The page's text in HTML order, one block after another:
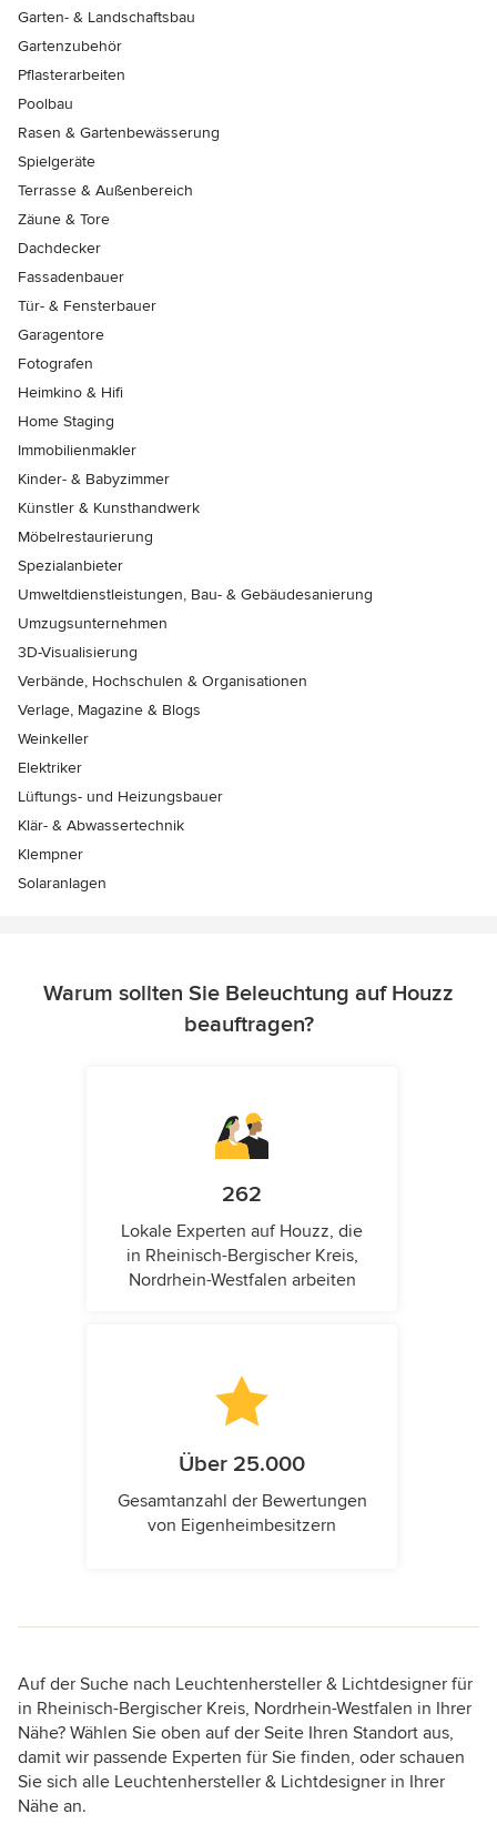
Garten- & Landschaftsbau
Gartenzubehör
Pflasterarbeiten
Poolbau
Rasen & Gartenbewässerung
Spielgeräte
Terrasse & Außenbereich
Zäune & Tore
Dachdecker
Fassadenbauer
Tür- & Fensterbauer
Garagentore
Fotografen
Heimkino & Hifi
Home Staging
Immobilienmakler
Kinder- & Babyzimmer
Künstler & Kunsthandwerk
Möbelrestaurierung
Spezialanbieter
Umweltdienstleistungen, Bau- & Gebäudesanierung
Umzugsunternehmen
3D-Visualisierung
Verbände, Hochschulen & Organisationen
Verlage, Magazine & Blogs
Weinkeller
Elektriker
Lüftungs- und Heizungsbauer
Klär- & Abwassertechnik
Klempner
Solaranlagen
Warum sollten Sie Beleuchtung auf Houzz
beauftragen?
262
Lokale Experten auf Houzz, die
in Rheinisch-Bergischer Kreis,
Nordrhein-Westfalen arbeiten
Über 25.000
Gesamtanzahl der Bewertungen
von Eigenheimbesitzern
Auf der Suche nach Leuchtenhersteller & Lichtdesigner für
in Rheinisch-Bergischer Kreis, Nordrhein-Westfalen in Ihrer
Nähe? Wählen Sie oben auf der Seite Ihren Standort aus,
damit wir passende Experten für Sie finden, oder schauen
Sie sich alle Leuchtenhersteller & Lichtdesigner in Ihrer
Nähe an.